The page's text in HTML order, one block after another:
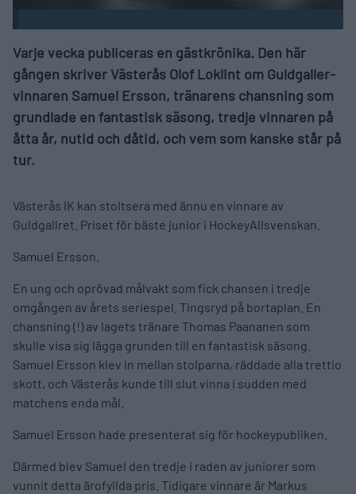
Varje vecka publiceras en gästkrönika. Den här
gången skriver Västerås Olof Loklint om Guldgaller-
vinnaren Samuel Ersson, tränarens chansning som
grundlade en fantastisk säsong, tredje vinnaren på
åtta år, nutid och dåtid, och vem som kanske står på
tur.
Västerås IK kan stoltsera med ännu en vinnare av
Guldgallret. Priset för bäste junior i HockeyAllsvenskan.
Samuel Ersson.
En ung och oprövad målvakt som fick chansen i tredje
omgången av årets seriespel. Tingsryd på bortaplan. En
chansning (!) av lagets tränare Thomas Paananen som
skulle visa sig lägga grunden till en fantastisk säsong.
Samuel Ersson klev in mellan stolparna, räddade alla trettio
skott, och Västerås kunde till slut vinna i sudden med
matchens enda mål.
Samuel Ersson hade presenterat sig för hockeypubliken.
Därmed blev Samuel den tredje i raden av juniorer som
vunnit detta ärofyllda pris. Tidigare vinnare är Markus